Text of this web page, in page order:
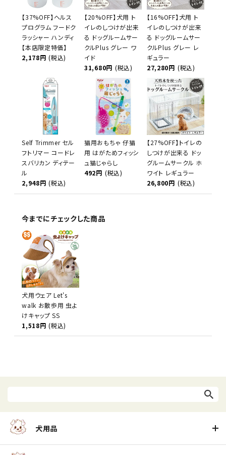
【37%OFF】ヘルス
プログラム フードク
ラッシャー ハンディ
【本店限定特価】
2,178円 (税込)
【20%OFF】犬用 ト
イレのしつけが出来
る ドッグルームサー
クルPlus グレー ワ
イド
31,680円 (税込)
【16%OFF】犬用 ト
イレのしつけが出来
る ドッグルームサー
クルPlus グレー レ
ギュラー
27,280円 (税込)
Self Trimmer セル
フトリマー コードレ
スバリカン ディテー
ル
2,948円 (税込)
猫用おもちゃ 仔猫
用 はがためフィッシ
ュ猫じゃらし
492円 (税込)
【27%OFF】トイレの
しつけが出来る ドッ
グルームサークル ホ
ワイト レギュラー
26,800円 (税込)
今までにチェックした商品
犬用ウェア Let's
walk お散歩用 虫よ
けキャップ SS
1,518円 (税込)
犬用品